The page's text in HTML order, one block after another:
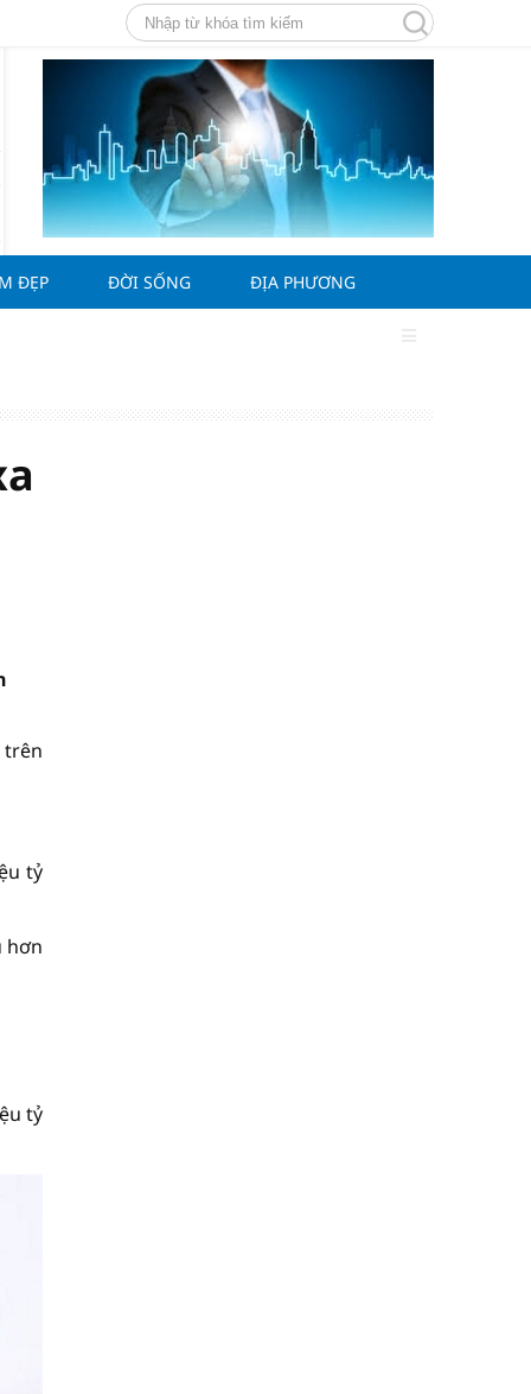
ĐẸP ĐỜI SỐNG ĐỊA PHƯƠNG
trên
tỷ
hơn
tỷ